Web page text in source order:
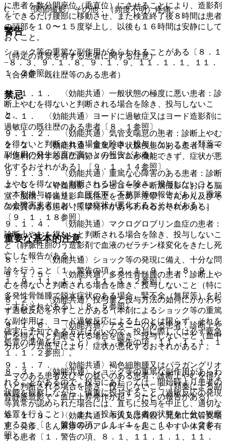
に患者を数分間座位（垂直位）にさせることにより、造影剤
をできるだけ腰部に移動させ、また検査終了後８時間は患者
の頭部を１０〜１５度挙上し、以後も１６時間は安静にして
おくこと。
（特定の背景を有する患者に関する注意）
（合併症・既往歴等のある患者）
９．１．１． 〈効能共通〉一般状態の極度に悪い患者：診
断上やむを得ないと判断される場合を除き、投与しないこ
と。
９．１．２． 〈効能共通〉気管支喘息の患者：診断上やむ
を得ないと判断される場合を除き、投与しないこと（類薬で
副作用の発生頻度が高いとの報告がある）。
９．１．３． 〈効能共通〉重篤な心障害のある患者：診断
上やむを得ないと判断される場合を除き、投与しないこと
（本剤投与により、血圧低下、不整脈等の報告があり、重篤
な心障害患者においては症状が悪化するおそれがある）。
９．１．４． 〈効能共通〉マクログロブリン血症の患者：
診断上やむを得ないと判断される場合を除き、投与しないこ
と（静脈性胆のう造影剤で血液のゼラチン様変化をきたし死
亡した報告がある）。
９．１．５． 〈効能共通〉多発性骨髄腫の患者：診断上や
むを得ないと判断される場合を除き、投与しないこと（特に
多発性骨髄腫で脱水症状のある場合、腎不全（無尿等）を起
こすおそれがある）〔８．５参照〕。
９．１．６． 〈効能共通〉テタニーのある患者：診断上や
むを得ないと判断される場合を除き、投与しないこと（血中
カルシウム低下により、症状が悪化するおそれがある）。
９．１．７． 〈効能共通〉褐色細胞腫又はパラガングリオ
ーマのある患者及びその疑いのある患者：診断上やむを得な
いと判断される場合を除き、投与しないこと（類薬による副
腎静脈造影で、血圧上昇発作が起こったとの報告がある）。
９．１．８． 〈効能共通〉本人又は両親、兄弟に気管支喘
息、発疹、じん麻疹等のアレルギーを起こしやすい体質を有
する患者〔１．警告の項、８．１、１１．１．１、１１．
C． 〈関節撮影〉その他：（頻度不明）疼痛。
警告
ショック等の重篤な副作用があらわれることがある〔８．１
−８．３、９．１．８、９．１．９、１１．１．１、１１．
１．２参照〕。
禁忌
２．１． 〈効能共通〉ヨードに過敏症又はヨード造影剤に
過敏症の既往歴のある患者〔８．１参照〕。
２．２． 〈効能共通〉重篤な甲状腺疾患のある患者［ヨー
ド過剰に対する自己調節メカニズムが機能できず、症状が悪
化するおそれがある］〔９．１．１４参照〕。
２．３． 〈脊髄撮影、コンピューター断層撮影における脳
室、脳槽、脊髄造影〉既往歴を含め、痙攣、てんかん及びそ
の素質のある患者［痙攣発作があらわれるおそれがある］
〔９．１．１８参照〕。
重要な基本的注意
８．１． 〈効能共通〉ショック等の発現に備え、十分な問
診を行うこと〔１．警告の項、２．１、９．１．８、９．
１．９、１１．１．１、１１．１．２参照〕。
８．２． 〈効能共通〉投与量と投与方法の如何にかかわら
ず過敏反応を示すことがある（本剤によるショック等の重篤
な副作用は、ヨード過敏反応によるものとは限らず、それを
確実に予知できる方法はないので、投与に際しては必ず救急
処置の準備を行うこと）〔１．警告の項、１１．１．１、１
１．１．２参照〕。
８．３． 〈効能共通〉ショック等の重篤な副作用があらわ
れることがあるので、投与にあたっては、開始時より患者の
状態を観察しながら、慎重に投与すること（過敏反応の発現
等異常が認められた場合には、直ちに投与を中止し、適切な
処置を行うこと）、また、投与後も患者の状態を十分に観察
すること〔１．警告の項、１１．１．１、１１．１．２参
照〕。